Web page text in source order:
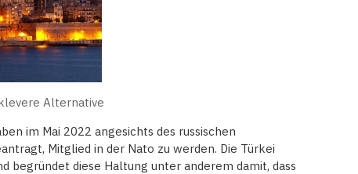
Alternative
im Mai 2022 angesichts des russischen
Mitglied in der Nato zu werden. Die Türkei
begründet diese Haltung unter anderem damit, dass